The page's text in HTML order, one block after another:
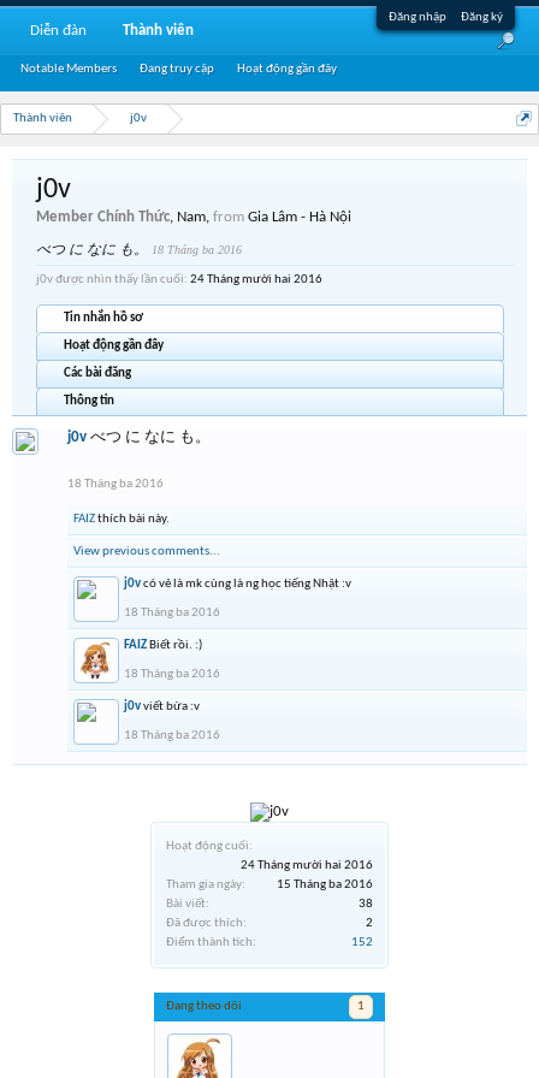
Đăng nhập Đăng ký
Thành viên j0v
Hoạt động cuối:
24 Tháng mười hai 2016
Tham gia ngày:
15 Tháng ba 2016
Bài viết:
38
Đã được thích:
2
Điểm thành tích:
152
Đang theo dõi 1
j0v
Member Chính Thức, Nam, from Gia Lâm - Hà Nội
べつ に なに も。 18 Tháng ba 2016
j0v được nhìn thấy lần cuối: 24 Tháng mười hai 2016
Tin nhắn hồ sơ
Hoạt động gần đây
Các bài đăng
Thông tin
j0v べつ に なに も。
18 Tháng ba 2016
FAIZthích bài này.
View previous comments...
j0vcó vẻ là mk cùng là ng học tiếng Nhật :v
18 Tháng ba 2016
FAIZ Biết rồi. :)
18 Tháng ba 2016
j0vviết bừa :v
18 Tháng ba 2016
Diễn đàn Thành viên
Notable Members Đang truy cập Hoạt động gần đây